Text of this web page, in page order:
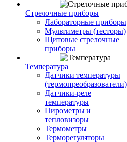
Стрелочные приборы
Лабораторные приборы
Мультиметры (тесторы)
Щитовые стрелочные
приборы
Температура
Датчики температуры
(термопреобразователи)
Датчики-реле
температуры
Пирометры и
тепловизоры
Термометры
Терморегуляторы